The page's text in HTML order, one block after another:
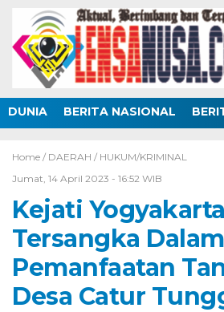
DUNIA BERITA NASIONAL
Home / DAERAH / HUKUM/KRIMINAL
Jumat, 14 April 2023 - 16:52 WIB
Kejati
Tersangka
Pemanfaatan
Desa Catur